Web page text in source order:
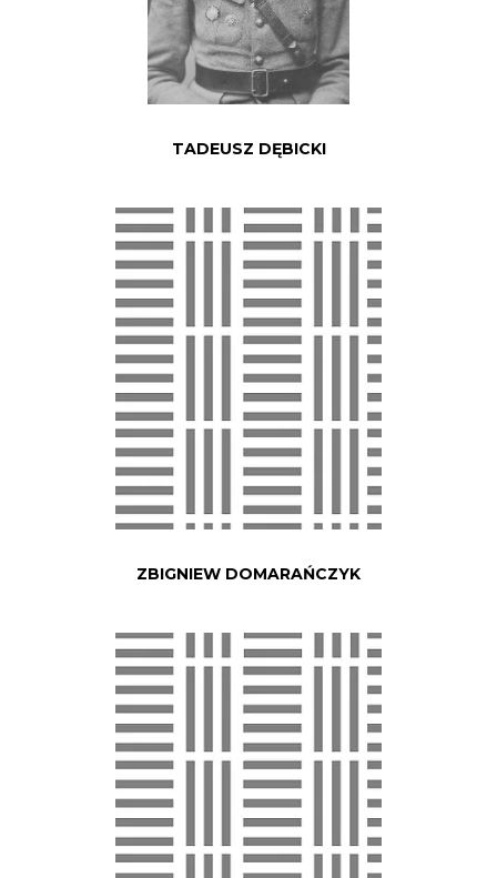
TADEUSZ DĘBICKI
ZBIGNIEW DOMARAŃCZYK